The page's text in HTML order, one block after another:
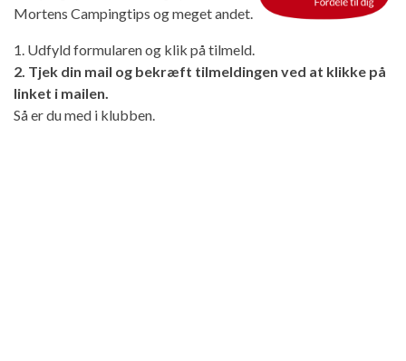
Mortens Campingtips og meget andet.
1. Udfyld formularen og klik på tilmeld.
2. Tjek din mail og bekræft tilmeldingen ved at klikke på
linket i mailen.
Så er du med i klubben.